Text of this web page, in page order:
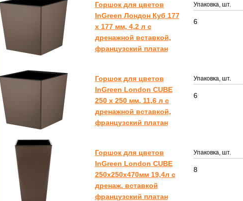
Горшок для цветов
InGreen Лондон Куб 177
х 177 мм, 4,2 л c
дренажной вставкой,
французский платан
Упаковка, шт.
6
Горшок для цветов
InGreen London CUBE
250 х 250 мм, 11,6 л c
дренажной вставкой,
французский платан
Упаковка, шт.
6
Горшок для цветов
InGreen London CUBE
250х250х470мм 19,4л c
дренаж. вставкой
французский платан
Упаковка, шт.
8